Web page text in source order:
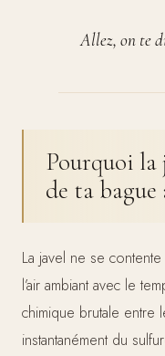
Allez, on te
Pourquoi
de ta bague
La javel ne se
l’air ambiant avec le
chimique brutale entre
instantanément du